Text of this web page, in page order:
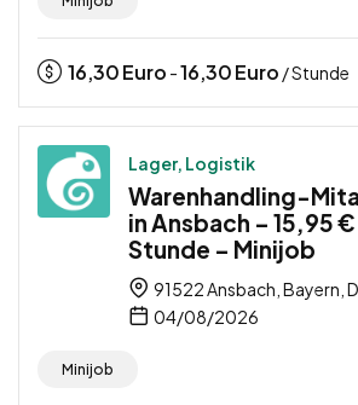
16,30Euro -16,30Euro / Stunde
Lager, Logistik
Warenhandling-
in Ansbach – 15,95
Stunde – Minijob
91522 Ansbach, Bayern,
04/08/2026
Minijob